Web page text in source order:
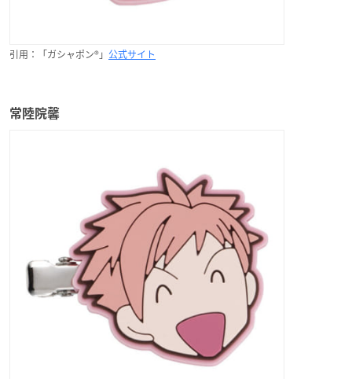
引用：「ガシャポン®」 公式サイト
常陸院馨